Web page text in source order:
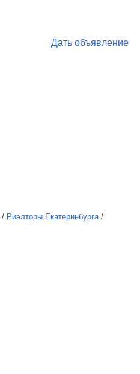
Дать объявление
/ Риэлторы Екатеринбурга /